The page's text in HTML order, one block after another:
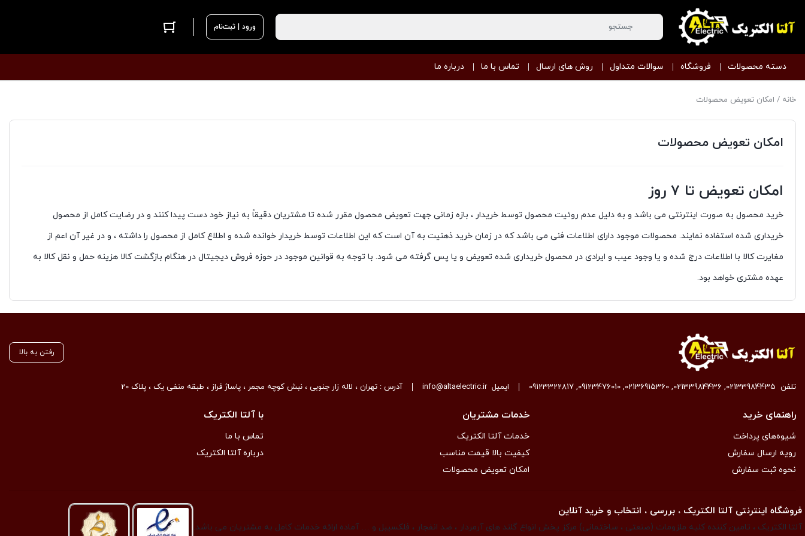
ورود | ثبت‌نام
دسته محصولات فروشگاه سوالات متداول روش های ارسال تماس با ما درباره ما
خانه / امکان تعویض محصولات
امکان تعویض محصولات
امکان تعویض تا ۷ روز
خرید محصول به صورت اینترنتی می باشد و به دلیل عدم روئیت محصول توسط خریدار ، بازه زمانی جهت تعویض محصول مقرر شده تا مشتریان دقیقاً به نیاز خود دست پیدا کنند و در رضایت کامل از محصول
خریداری شده استفاده نمایند. محصولات موجود دارای اطلاعات فنی می باشد که در زمان خرید ذهنیت به آن است که این اطلاعات توسط خریدار خوانده شده و اطلاع کامل از محصول را داشته ، و در غیر آن اعم از
مغایرت کالا با اطلاعات درج شده و یا وجود عیب و ایرادی در محصول خریداری شده تعویض و یا پس گرفته می شود. با توجه به قوانین موجود در حوزه فروش دیجیتال در هنگام بازگشت کالا هزینه حمل و نقل کالا به
عهده مشتری خواهد بود.
رفتن به بالا
تلفن 02133984435
,
02133984436
,
02136915360
,
09123476010
,
09123322817 ایمیلinfo@altaelectric.ir آدرس : تهران ، لاله زار جنوبی ، نبش کوچه مجمر ، پاساژ فراز ، طبقه منفی یک ، پلاک 20
راهنمای خرید
شیوه‌های پرداخت
رویه ارسال سفارش
نحوه ثبت سفارش
خدمات مشتریان
خدمات آلتا الکتریک
کیفیت بالا قیمت مناسب
امکان تعویض محصولات
با آلتا الکتریک
تماس با ما
درباره آلتا الکتریک
فروشگاه اینترنتی آلتا الکتریک ، بررسی ، انتخاب و خرید آنلاین
آلتا الکتریک ، تامین کننده کلیه ملزومات (صنعتی ، ساختمانی) مرکز پخش انواع گلند های آرمردار ، ضد انفجار ، فلکسیبل و … آماده ارائه خدمات کامل به مشتریان می باشد.